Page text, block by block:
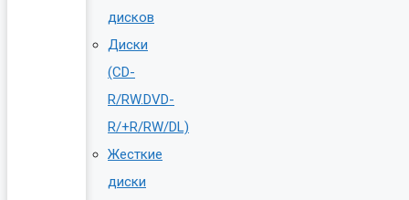
дисков
Диски
(CD-
R/RW.DVD-
R/+R/RW/DL)
Жесткие
диски